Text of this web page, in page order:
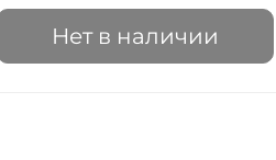
Нет в наличии